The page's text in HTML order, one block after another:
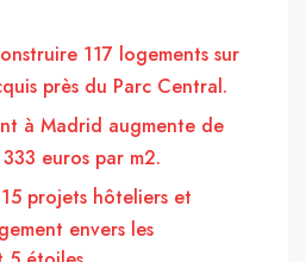
117 logements sur
près du Parc Central.
à Madrid augmente de
euros par m2.
projets hôteliers et
envers les